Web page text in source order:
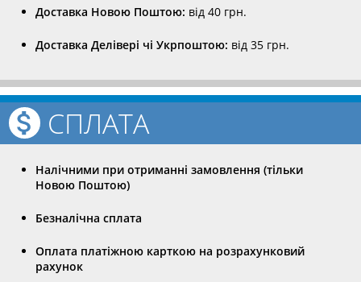
Доставка Новою Поштою: від 40 грн.
Доставка Делівері чі Укрпоштою: від 35 грн.
СПЛАТА
Налічними при отриманні замовлення (тільки
Новою Поштою)
Безналічна сплата
Оплата платіжною карткою на розрахунковий
рахунок